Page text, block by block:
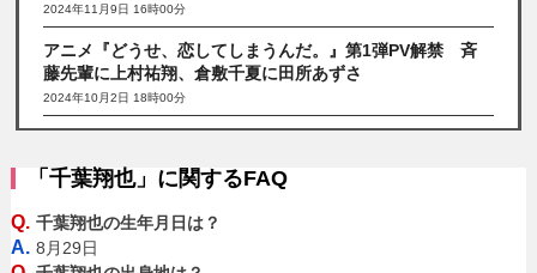
2024年11月9日 16時00分
アニメ『どうせ、恋してしまうんだ。』第1弾PV解禁 斉
藤先輩に上村祐翔、倉敷千夏に田所あずさ
2024年10月2日 18時00分
「千葉翔也」に関するFAQ
Q. 千葉翔也の生年月日は？
A. 8月29日